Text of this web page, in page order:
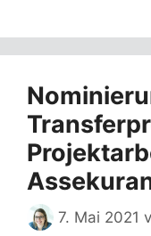
7. Mai 2021